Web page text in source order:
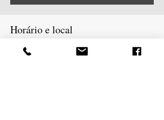
Horário e local
13/04/2025, 15:00 – 17:30
Covilhã, EM 507 - Quinta das Mineiras,